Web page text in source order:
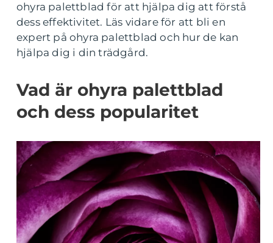
ohyra palettblad för att hjälpa dig att förstå
dess effektivitet. Läs vidare för att bli en
expert på ohyra palettblad och hur de kan
hjälpa dig i din trädgård.
Vad är ohyra palettblad
och dess popularitet